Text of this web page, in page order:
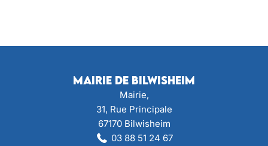
Mairie de Bilwisheim
Mairie,
31, Rue Principale
67170 Bilwisheim
03 88 51 24 67